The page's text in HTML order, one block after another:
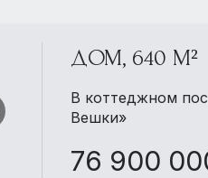
ДОМ, 640 М²
В коттеджном
Вешки»
76 900